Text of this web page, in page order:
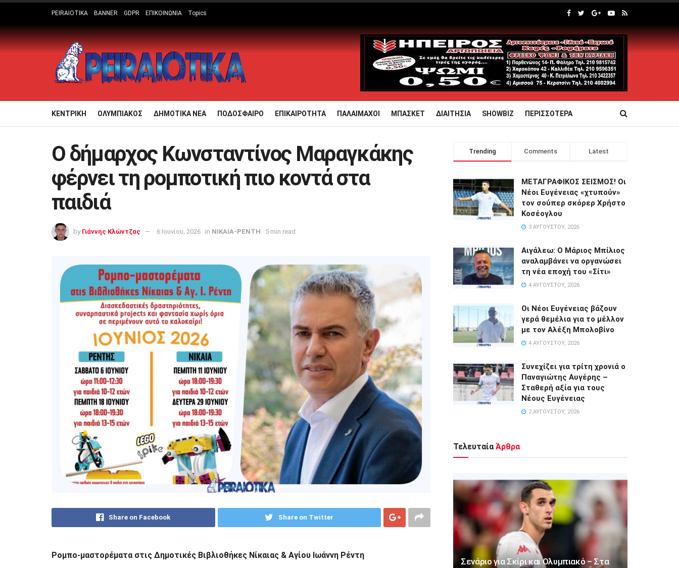
PEIRAIOTIKA BANNER GDPR ΕΠΙΚΟΙΝΩΝΙΑ Topics
ΚΕΝΤΡΙΚΗ ΟΛΥΜΠΙΑΚΟΣ ΔΗΜΟΤΙΚΑ ΝΕΑ ΠΟΔΟΣΦΑΙΡΟ ΕΠΙΚΑΙΡΟΤΗΤΑ ΠΑΛΑΙΜΑΧΟΙ ΜΠΑΣΚΕΤ ΔΙΑΙΤΗΣΙΑ SHOWBIZ ΠΕΡΙΣΣΟΤΕΡΑ
Ο δήμαρχος Κωνσταντίνος Μαραγκάκης
φέρνει τη ρομποτική πιο κοντά στα
παιδιά
by Γιάννης Κλώντζας 6 Ιουνίου, 2026 in ΝΙΚΑΙΑ-ΡΕΝΤΗ 5 min read
Share on Facebook Share on Twitter
Ρομπο-μαστορέματα στις Δημοτικές Βιβλιοθήκες Νίκαιας & Αγίου Ιωάννη Ρέντη
Trending Comments Latest
ΜΕΤΑΓΡΑΦΙΚΟΣ ΣΕΙΣΜΟΣ! Οι
Νέοι Ευγένειας «χτυπούν»
τον σούπερ σκόρερ Χρήστο
Κοσέογλου
3 ΑΥΓΟΎΣΤΟΥ, 2026
Αιγάλεω: Ο Μάριος Μπίλιος
αναλαμβάνει να οργανώσει
τη νέα εποχή του «Σίτι»
4 ΑΥΓΟΎΣΤΟΥ, 2026
Οι Νέοι Ευγένειας βάζουν
γερά θεμέλια για το μέλλον
με τον Αλέξη Μπολοβίνο
4 ΑΥΓΟΎΣΤΟΥ, 2026
Συνεχίζει για τρίτη χρονιά ο
Παναγιώτης Αυγέρης –
Σταθερή αξία για τους
Νέους Ευγένειας
2 ΑΥΓΟΎΣΤΟΥ, 2026
Τελευταία Άρθρα
Σενάριο για Σκίρι και Ολυμπιακό – Στα